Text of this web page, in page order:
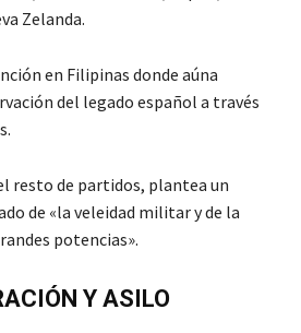
Zelanda.
en Filipinas donde aúna
del legado español a través
resto de partidos, plantea un
de «la veleidad militar y de la
potencias».
Y ASILO